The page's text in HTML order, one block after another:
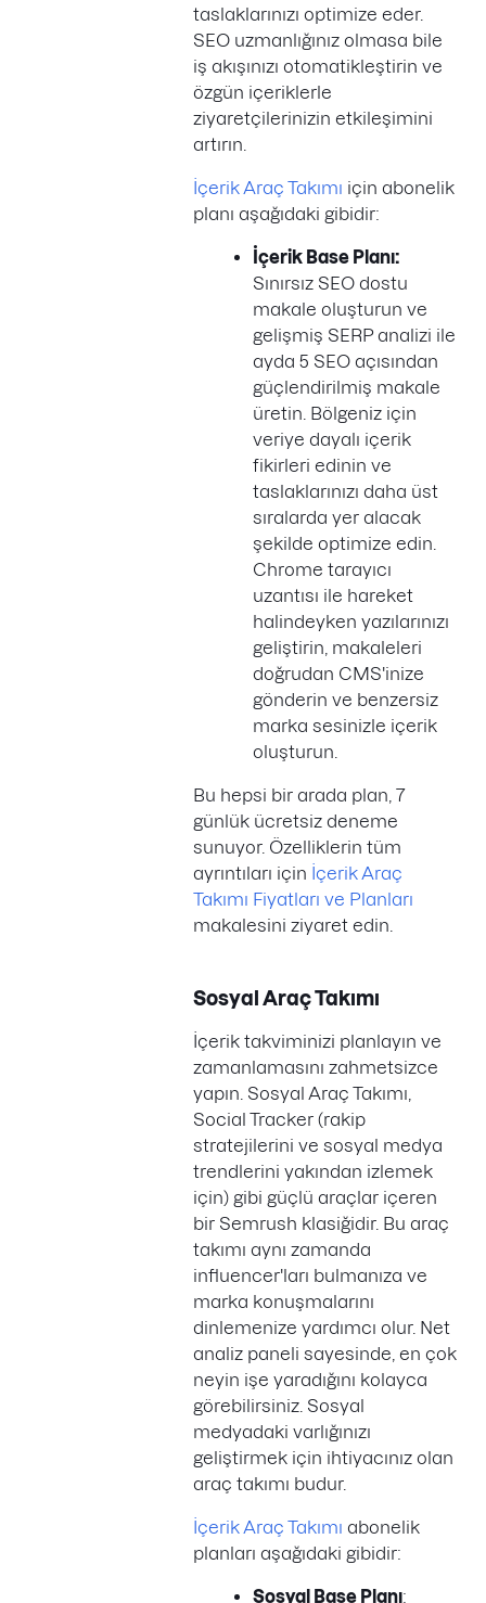
taslaklarınızı optimize eder.
SEO uzmanlığınız olmasa bile
iş akışınızı otomatikleştirin ve
özgün içeriklerle
ziyaretçilerinizin etkileşimini
artırın.
İçerik Araç Takımı için abonelik
planı aşağıdaki gibidir:
İçerik Base Planı:
Sınırsız SEO dostu
makale oluşturun ve
gelişmiş SERP analizi ile
ayda 5 SEO açısından
güçlendirilmiş makale
üretin. Bölgeniz için
veriye dayalı içerik
fikirleri edinin ve
taslaklarınızı daha üst
sıralarda yer alacak
şekilde optimize edin.
Chrome tarayıcı
uzantısı ile hareket
halindeyken yazılarınızı
geliştirin, makaleleri
doğrudan CMS'inize
gönderin ve benzersiz
marka sesinizle içerik
oluşturun.
Bu hepsi bir arada plan, 7
günlük ücretsiz deneme
sunuyor. Özelliklerin tüm
ayrıntıları için İçerik Araç
Takımı Fiyatları ve Planları
makalesini ziyaret edin.
Sosyal Araç Takımı
İçerik takviminizi planlayın ve
zamanlamasını zahmetsizce
yapın. Sosyal Araç Takımı,
Social Tracker (rakip
stratejilerini ve sosyal medya
trendlerini yakından izlemek
için) gibi güçlü araçlar içeren
bir Semrush klasiğidir. Bu araç
takımı aynı zamanda
influencer'ları bulmanıza ve
marka konuşmalarını
dinlemenize yardımcı olur. Net
analiz paneli sayesinde, en çok
neyin işe yaradığını kolayca
görebilirsiniz. Sosyal
medyadaki varlığınızı
geliştirmek için ihtiyacınız olan
araç takımı budur.
İçerik Araç Takımı abonelik
planları aşağıdaki gibidir:
Sosyal Base Planı: